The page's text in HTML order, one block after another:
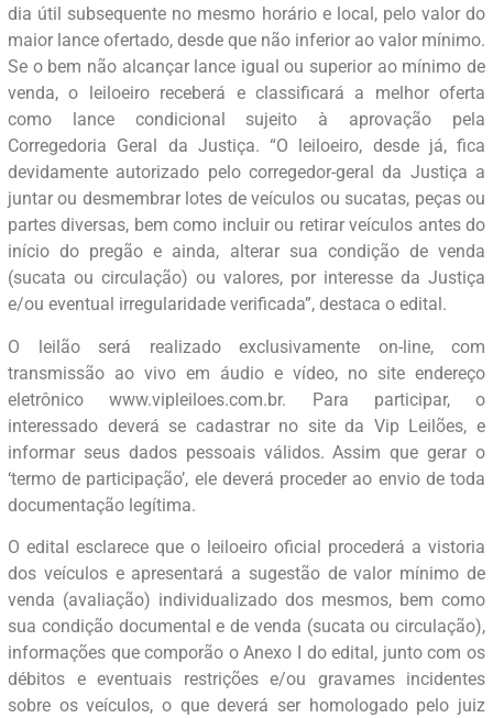
dia útil subsequente no mesmo horário e local, pelo valor do
maior lance ofertado, desde que não inferior ao valor mínimo.
Se o bem não alcançar lance igual ou superior ao mínimo de
venda, o leiloeiro receberá e classificará a melhor oferta
como lance condicional sujeito à aprovação pela
Corregedoria Geral da Justiça. “O leiloeiro, desde já, fica
devidamente autorizado pelo corregedor-geral da Justiça a
juntar ou desmembrar lotes de veículos ou sucatas, peças ou
partes diversas, bem como incluir ou retirar veículos antes do
início do pregão e ainda, alterar sua condição de venda
(sucata ou circulação) ou valores, por interesse da Justiça
e/ou eventual irregularidade verificada”, destaca o edital.
O leilão será realizado exclusivamente on-line, com
transmissão ao vivo em áudio e vídeo, no site endereço
eletrônico www.vipleiloes.com.br. Para participar, o
interessado deverá se cadastrar no site da Vip Leilões, e
informar seus dados pessoais válidos. Assim que gerar o
‘termo de participação’, ele deverá proceder ao envio de toda
documentação legítima.
O edital esclarece que o leiloeiro oficial procederá a vistoria
dos veículos e apresentará a sugestão de valor mínimo de
venda (avaliação) individualizado dos mesmos, bem como
sua condição documental e de venda (sucata ou circulação),
informações que comporão o Anexo I do edital, junto com os
débitos e eventuais restrições e/ou gravames incidentes
sobre os veículos, o que deverá ser homologado pelo juiz